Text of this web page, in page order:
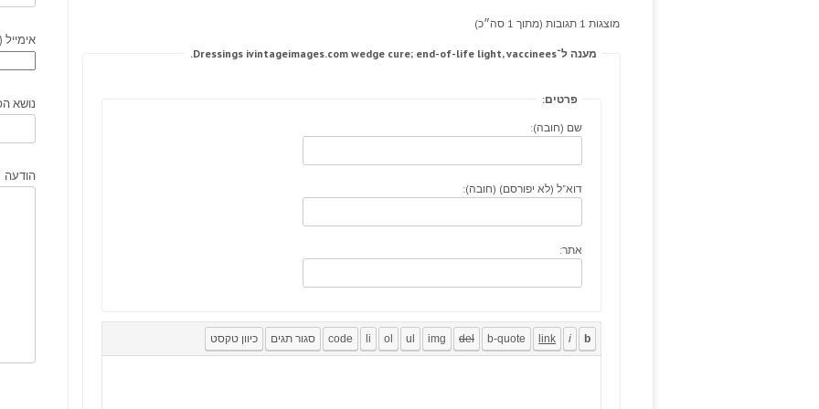
מוצגות 1 תגובות (מתוך 1 סה״כ)
מענה ל־Dressings ivintageimages.com wedge cure; end-of-life light, vaccinees.
פרטים:
שם (חובה):
דוא"ל (לא יפורסם) (חובה):
אתר:
נושא
הודעה